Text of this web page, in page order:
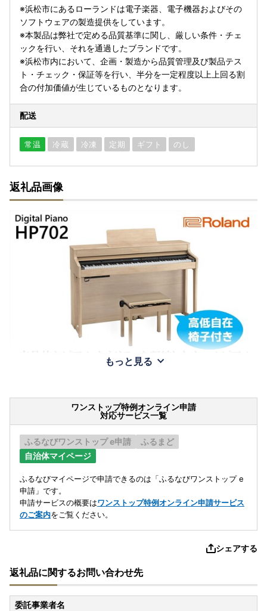
※浜松市にあるローランドは電子楽器、電子機器およびその
ソフトウェアの製造提供をしています。
※本製品は弊社で定める品質基準に関し、厳しい条件・チェ
ックを行い、それを通過したブランドです。
※浜松市内において、企画・製造から品質管理及び製品テス
ト・チェック・保証等を行い、半分を一定程度以上上回る割
合の付加価値が生じているものとなります。
配送
常温 冷蔵 冷凍 定期 ギフト のし
返礼品画像
もっと見る
ワンストップ特例オンライン申請
対応サービス一覧
ふるなびワンストップ e申請
ふるまど
自治体マイページ
ふるなびマイページで申請できるのは「ふるなびワンストップ e
申請」です。
申請サービスの概要はワンストップ特例オンライン申請サービス
のご案内をご覧ください。
シェアする
返礼品に関するお問い合わせ先
委託事業者名